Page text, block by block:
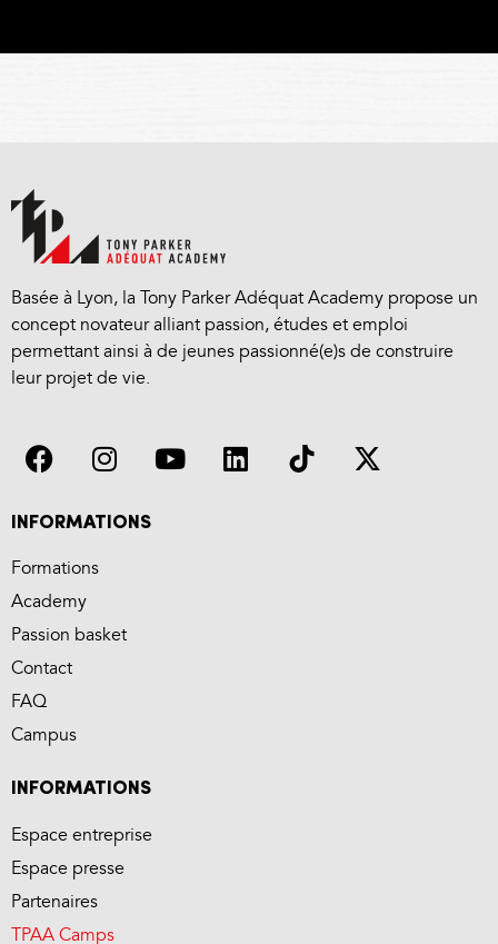
Basée à Lyon, la Tony Parker Adéquat Academy propose un
concept novateur alliant passion, études et emploi
permettant ainsi à de jeunes passionné(e)s de construire
leur projet de vie.
INFORMATIONS
Formations
Academy
Passion basket
Contact
FAQ
Campus
INFORMATIONS
Espace entreprise
Espace presse
Partenaires
TPAA Camps